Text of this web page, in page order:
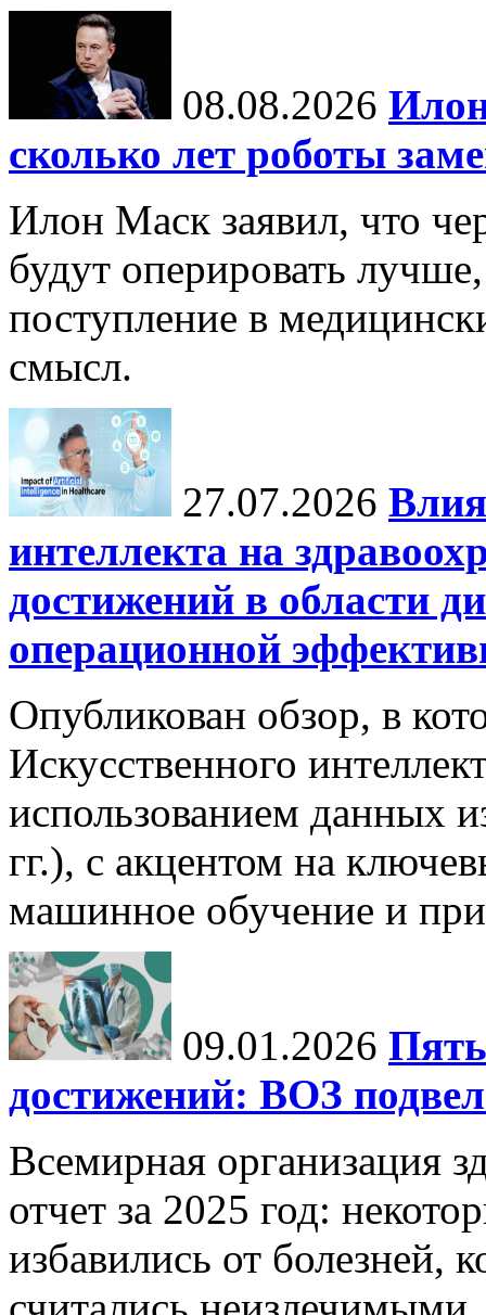
08.08.2026
сколько лет роботы
Илон Маск заявил, что
будут оперировать
поступление в
смысл.
27.07.2026
интеллекта на
достижений в области
операционной
Опубликован обзор, в
Искусственного
использованием данных
гг.), с акцентом на
машинное обучение и
09.01.2026
достижений: ВОЗ
Всемирная организация
отчет за 2025 год:
избавились от болезней,